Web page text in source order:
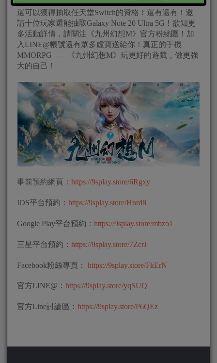
立即前往活動網頁預約與各商店平台進行事前預約！
還可以獲得抽取任天堂Switch的資格！還有還有！邀
請十位玩家還能抽取Galaxy Note 20 Ultra 5G！欲知更
多活動詳情，請關注《九州幻想M》官方粉絲團！加
入LINE@帳號還有眾多虛寶送給你！真正的手機
MMORPG——《九州幻想M》玩更好的遊戲，做更強
大的自己！
事前預約網頁： https://9splay.store/6Rgxy
IOS平台預約： https://9splay.store/Hnrd8
Google Play平台預約： https://9splay.store/mbzo1
三星平台預約： https://9splay.store/7ZcrJ
Facebook粉絲專頁： https://9splay.store/FkErN
官方LINE@： https://9splay.store/yqSUQ
官方Line討論區： https://9splay.store/P6QEz